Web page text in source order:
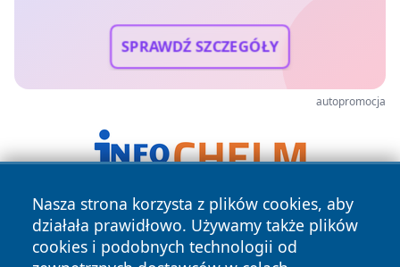
SPRAWDŹ SZCZEGÓŁY
autopromocja
Nasza strona korzysta z plików cookies, aby
działała prawidłowo. Używamy także plików
cookies i podobnych technologii od